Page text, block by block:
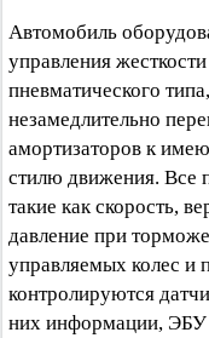
Автомобиль
управления
пневматического
незамедлительно
амортизаторов к
стилю движения. Все
такие как скорость,
давление при
управляемых колес и
контролируются
них информации, ЭБУ